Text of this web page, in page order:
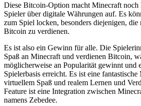
Diese Bitcoin-Option macht Minecraft noch
Spieler über digitale Währungen auf. Es
zum Spiel locken, besonders diejenigen, die
Bitcoin zu verdienen.
Es ist also ein Gewinn für alle. Die
Spaß an Minecraft und verdienen Bitcoin,
möglicherweise an Popularität gewinnt und
Spielerbasis erreicht. Es ist eine fantastische
virtuellem Spaß und realem Lernen und
Feature ist eine Integration zwischen
namens Zebedee.